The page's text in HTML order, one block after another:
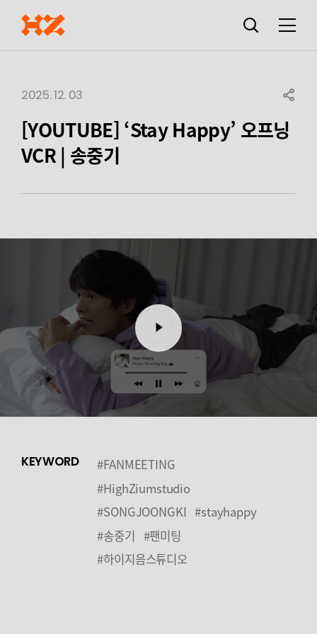
검색창
열기
메뉴
2025. 12. 03 SHARE
[YOUTUBE] ‘Stay Happy’ 오프닝
VCR | 송중기
KEYWORD
#FANMEETING
#HighZiumstudio
#SONGJOONGKI #stayhappy
#송중기 #팬미팅
#하이지음스튜디오